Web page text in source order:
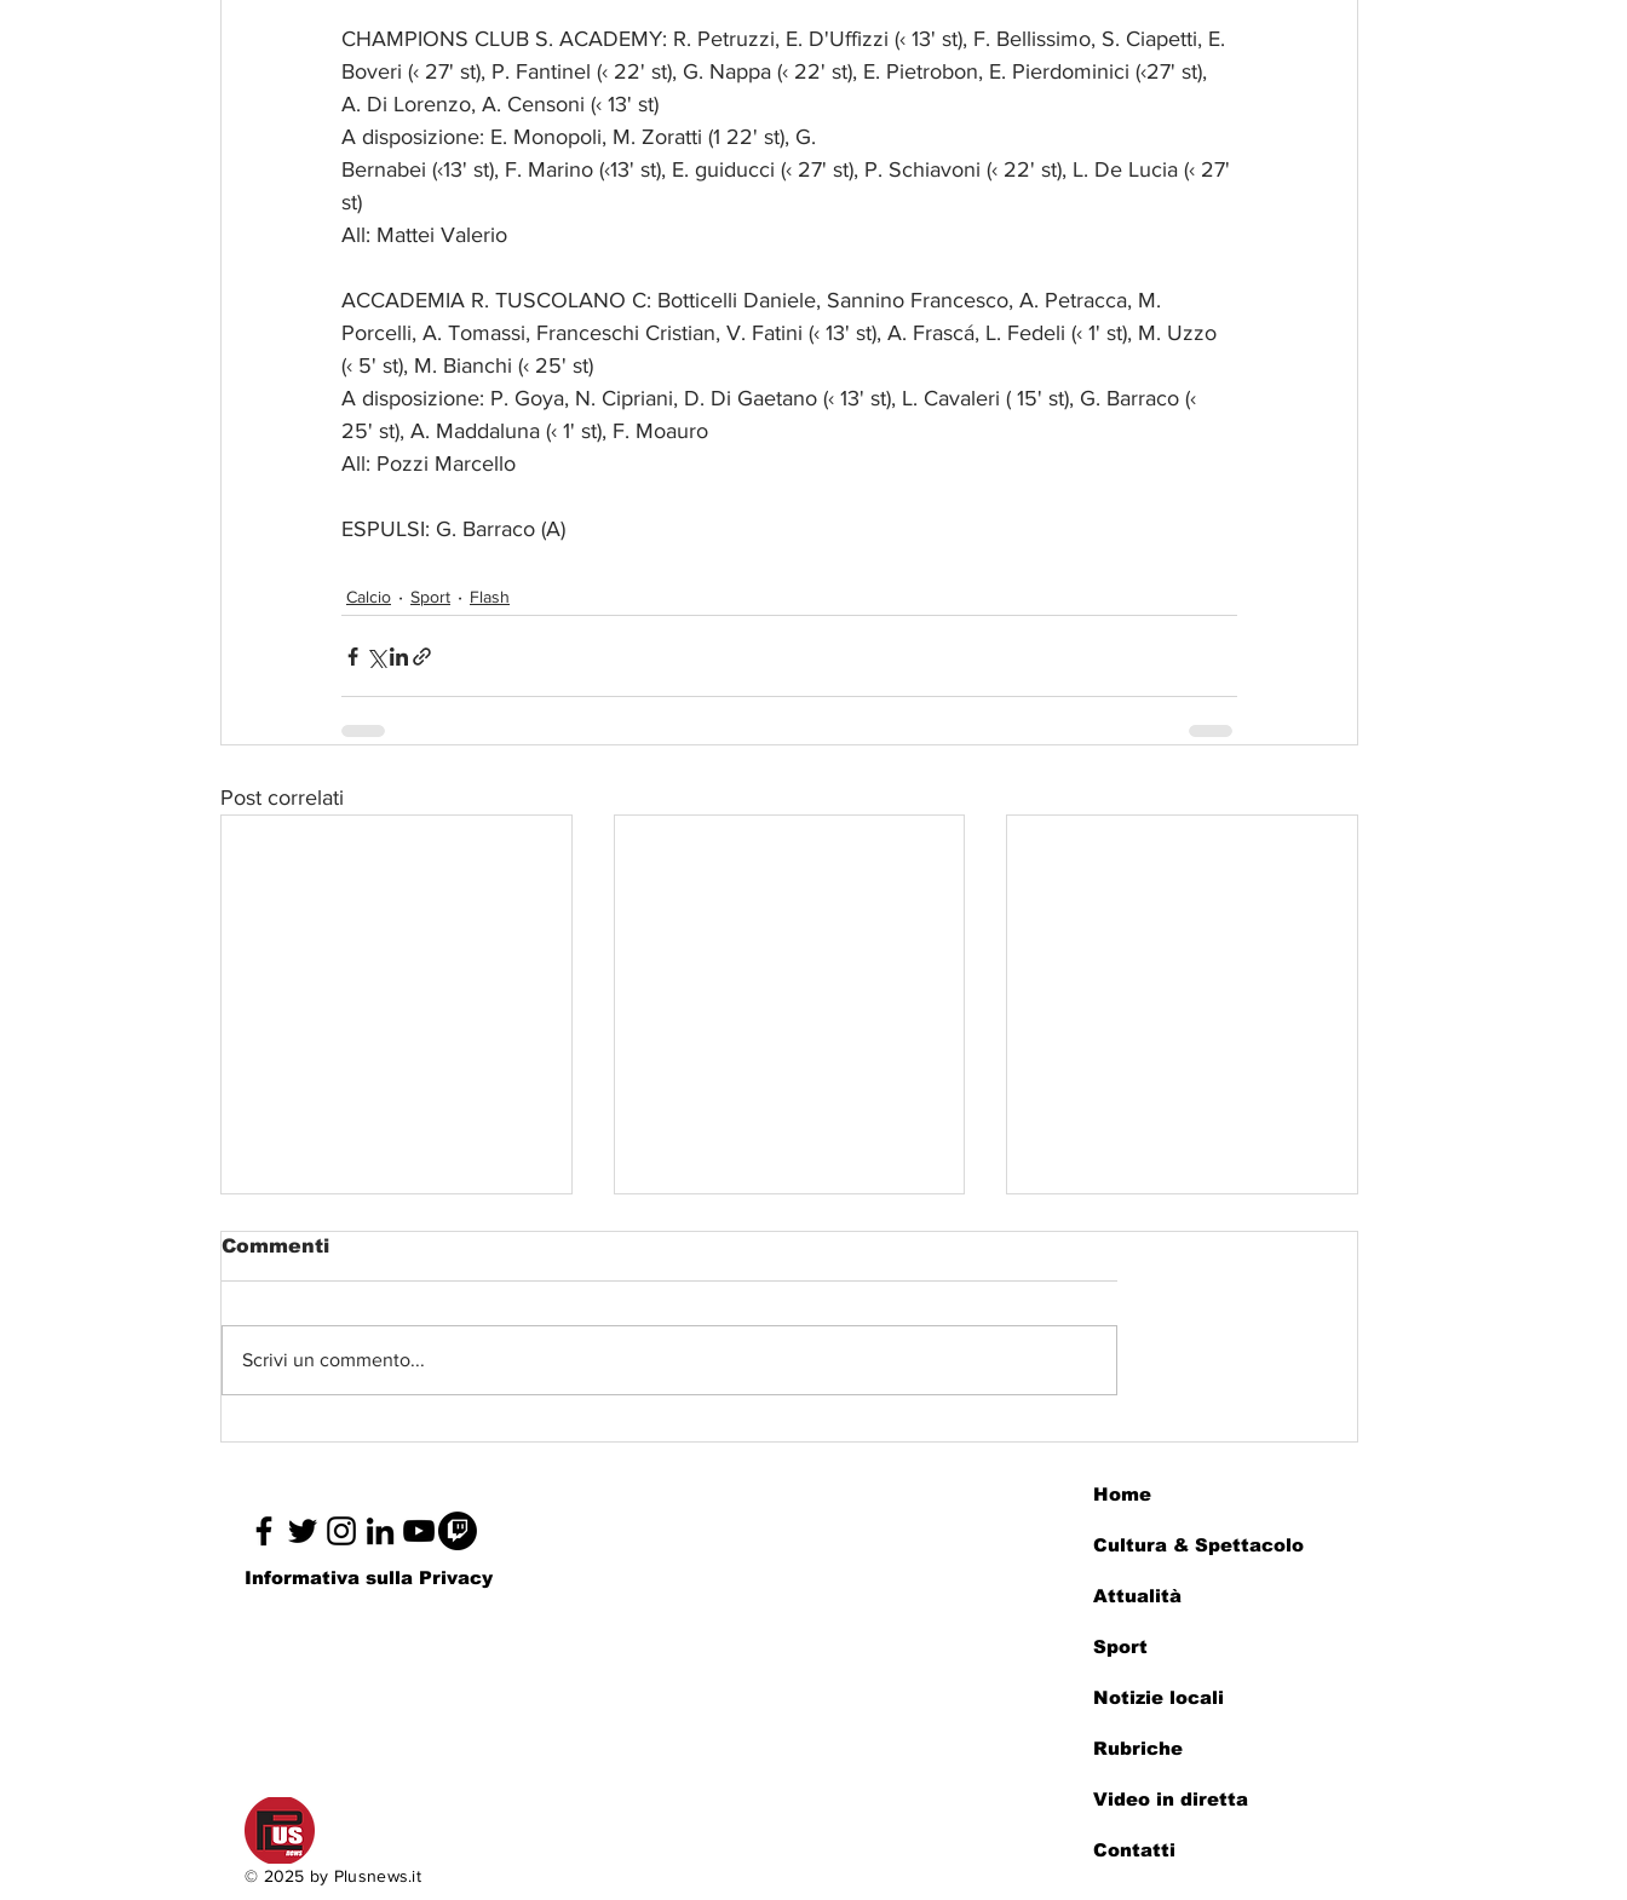
CHAMPIONS CLUB S. ACADEMY: R. Petruzzi, E. D'Uffizzi (‹ 13' st), F. Bellissimo, S. Ciapetti, E.
Boveri (‹ 27' st), P. Fantinel (‹ 22' st), G. Nappa (‹ 22' st), E. Pietrobon, E. Pierdominici (‹27' st),
A. Di Lorenzo, A. Censoni (‹ 13' st)
A disposizione: E. Monopoli, M. Zoratti (1 22' st), G.
Bernabei (‹13' st), F. Marino (‹13' st), E. guiducci (‹ 27' st), P. Schiavoni (‹ 22' st), L. De Lucia (‹ 27'
st)
All: Mattei Valerio
ACCADEMIA R. TUSCOLANO C: Botticelli Daniele, Sannino Francesco, A. Petracca, M.
Porcelli, A. Tomassi, Franceschi Cristian, V. Fatini (‹ 13' st), A. Frascá, L. Fedeli (‹ 1' st), M. Uzzo
(‹ 5' st), M. Bianchi (‹ 25' st)
A disposizione: P. Goya, N. Cipriani, D. Di Gaetano (‹ 13' st), L. Cavaleri ( 15' st), G. Barraco (‹
25' st), A. Maddaluna (‹ 1' st), F. Moauro
All: Pozzi Marcello
ESPULSI: G. Barraco (A)
Calcio Sport Flash
Post correlati
Silvia Faieta
Commenti
Scrivi un commento...
Informativa sulla Privacy
© 2025 by Plusnews.it
Home
Cultura & Spettacolo
Attualità
Sport
Notizie locali
Rubriche
Video in diretta
Contatti